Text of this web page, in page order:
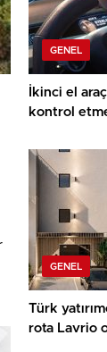
GENEL
İkinci el
kontrol
GENEL
Türk
rota Lavrio